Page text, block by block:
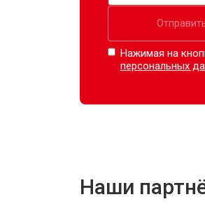
Нажимая на
персональных
Наши